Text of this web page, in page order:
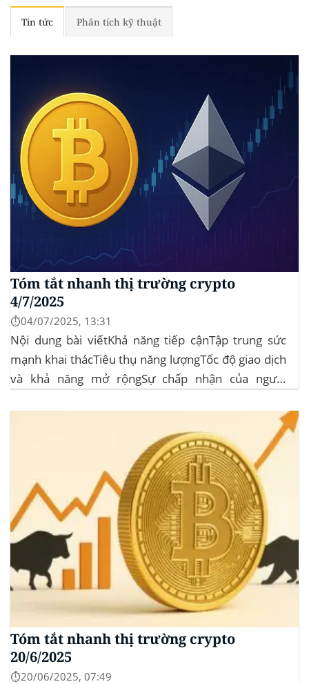
Tin tức Phân tích kỹ thuật
Tóm tắt nhanh thị trường crypto
4/7/2025
⏱️04/07/2025, 13:31
Nội dung bài viếtKhả năng tiếp cậnTập trung sức
mạnh khai thácTiêu thụ năng lượngTốc độ giao dịch
và khả năng mở rộngSự chấp nhận của người
diệnTài nguyên giáo dụcToàn cảnh thị trường Vốn
hoá thị trường: 3,45 nghìn tỷ USD, giảm...
Tóm tắt nhanh thị trường crypto
20/6/2025
⏱️20/06/2025, 07:49